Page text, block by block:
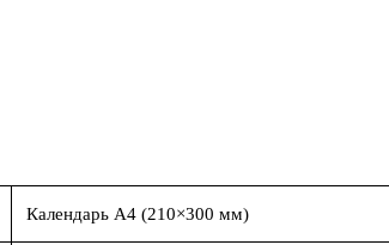
Календарь А4 (210×300 мм)